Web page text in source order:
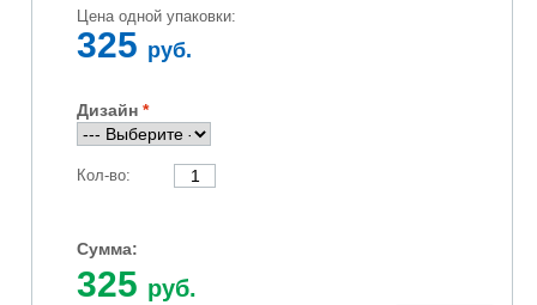
Цена одной упаковки:
325 руб.
Дизайн
Кол-во:
Сумма:
325 руб.